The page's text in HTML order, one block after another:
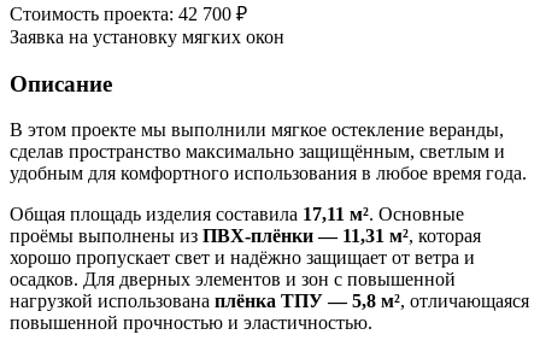
Стоимость проекта: 42 700 ₽
Заявка на установку мягких окон
Описание
В этом проекте мы выполнили мягкое остекление веранды,
сделав пространство максимально защищённым, светлым и
удобным для комфортного использования в любое время года.
Общая площадь изделия составила 17,11 м². Основные
проёмы выполнены из ПВХ-плёнки — 11,31 м², которая
хорошо пропускает свет и надёжно защищает от ветра и
осадков. Для дверных элементов и зон с повышенной
нагрузкой использована плёнка ТПУ — 5,8 м², отличающаяся
повышенной прочностью и эластичностью.